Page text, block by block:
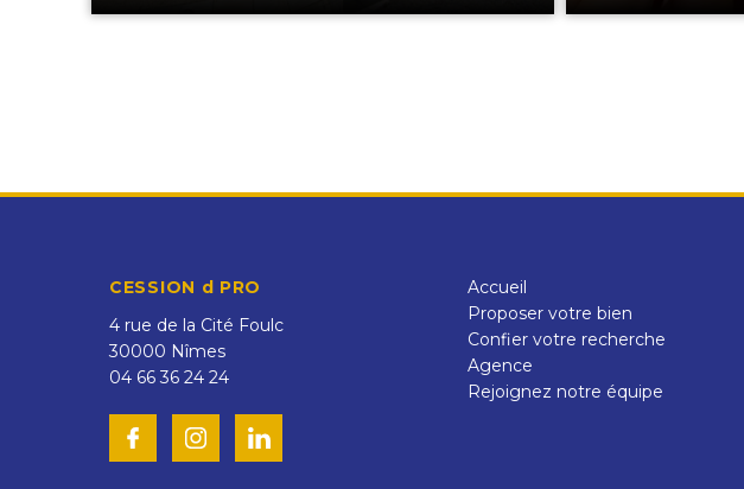
CESSION d PRO
4 rue de la Cité Foulc
30000 Nîmes
04 66 36 24 24
Accueil
Proposer votre bien
Confier votre recherche
Agence
Rejoignez notre équipe